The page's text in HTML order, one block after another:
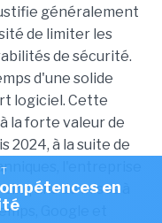
généralement
de limiter les
de sécurité.
d'une solide
logiciel. Cette
la forte valeur de
2024, à la suite de
l'entreprise
ans de mises à
Google et
en